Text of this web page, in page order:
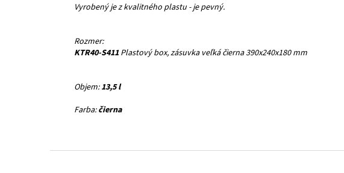
Vyrobený je z kvalitného plastu - je pevný.
Rozmer:
KTR40-S411 Plastový box, zásuvka veľká čierna 390x240x180 mm
Objem:13,5 l
Farba:čierna